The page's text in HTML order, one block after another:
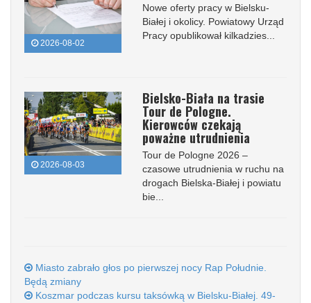
2026-08-02
Nowe oferty pracy w Bielsku-
Białej i okolicy. Powiatowy Urząd
Pracy opublikował kilkadzies...
2026-08-03
Bielsko-Biała na trasie
Tour de Pologne.
Kierowców czekają
poważne utrudnienia
Tour de Pologne 2026 –
czasowe utrudnienia w ruchu na
drogach Bielska-Białej i powiatu
bie...
Miasto zabrało głos po pierwszej nocy Rap Południe.
Będą zmiany
Koszmar podczas kursu taksówką w Bielsku-Białej. 49-